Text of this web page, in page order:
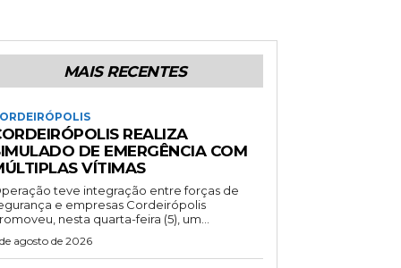
MAIS RECENTES
REALIZA
DE EMERGÊNCIA COM
VÍTIMAS
teve integração entre forças de
e empresas Cordeirópolis
nesta quarta-feira (5), um...
agosto de 2026